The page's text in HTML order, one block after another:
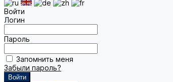
Войти
Логин
Пароль
Запомнить меня
Забыли пароль?